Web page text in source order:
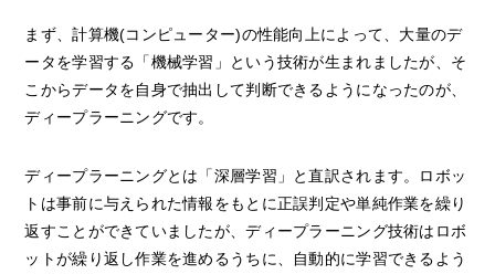
まず、計算機(コンピューター)の性能向上によって、大量のデ
ータを学習する「機械学習」という技術が生まれましたが、そ
こからデータを自身で抽出して判断できるようになったのが、
ディープラーニングです。
ディープラーニングとは「深層学習」と直訳されます。ロボッ
トは事前に与えられた情報をもとに正誤判定や単純作業を繰り
返すことができていましたが、ディープラーニング技術はロボ
ットが繰り返し作業を進めるうちに、自動的に学習できるよう